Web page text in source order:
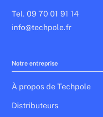
Tel. 09 70 01 91 14
info@techpole.fr
Notre entreprise
À propos de Techpole
Distributeurs